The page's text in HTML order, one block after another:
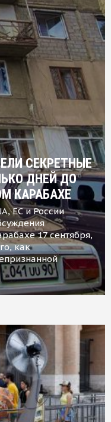
СЕКРЕТНЫЕ
ДНЕЙ ДО
КАРАБАХЕ
ЕС и России
17 сентября,
как